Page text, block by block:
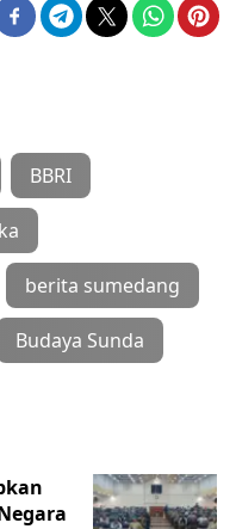
BBRI
berita sumedang
Budaya Sunda